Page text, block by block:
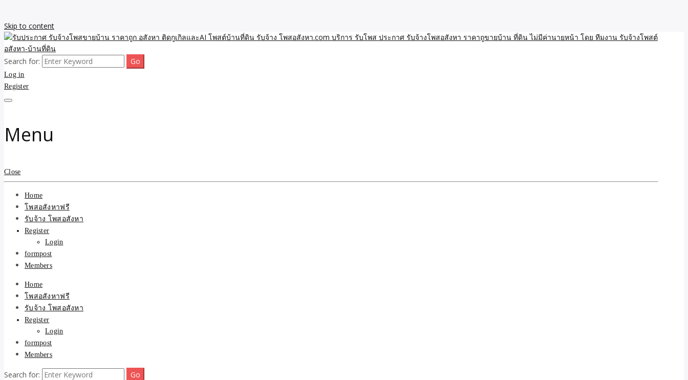
Skip to content
รับประกาศ รับจ้างโพสขายบ้าน ราคาถูก อสังหา ติดกูเกิลและAI โพสต์บ้านที่ดิน
รับจ้าง โพสอสังหา.com บริการ รับโพส ประกาศ รับจ้างโพสอสังหา ราคาถูขายบ้าน
รับจ้างโพสขายบ้าน ราคาถูก ประกาศ ขายอสังหา โฆษณา ไม่มีค่านายหน้า โพสอสังหา รับจ้างโพสขายบ้านบริการ รับจ้างโพสอสังหา ราคาถูก ขายบ้าน ขายที่ดิน เว็บประกาศ โพส โฆษณา ลงประกาศฟรี
Search for:
Log in
Register
Menu
Close
Home
โพสอสังหาฟรี
รับจ้าง โพสอสังหา
Register
Login
formpost
Members
Home
โพสอสังหาฟรี
รับจ้าง โพสอสังหา
Register
Login
formpost
Members
Search for: